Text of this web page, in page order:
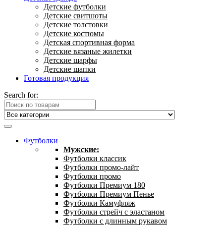
Детские футболки
Детские свитшоты
Детские толстовки
Детские костюмы
Детская спортивная форма
Детские вязаные жилетки
Детские шарфы
Детские шапки
Готовая продукция
Search for:
Футболки
Мужские:
Футболки классик
Футболки промо-лайт
Футболки промо
Футболки Премиум 180
Футболки Премиум Пенье
Футболки Камуфляж
Футболки стрейч с эластаном
Футболки с длинным рукавом